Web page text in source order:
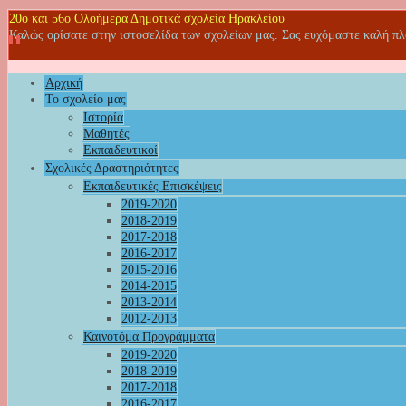
20o και 56ο Ολοήμερα Δημοτικά σχολεία Ηρακλείου
Καλώς ορίσατε στην ιστοσελίδα των σχολείων μας. Σας ευχόμαστε καλή
Αρχική
Το σχολείο μας
Ιστορία
Μαθητές
Εκπαιδευτικοί
Σχολικές Δραστηριότητες
Εκπαιδευτικές Επισκέψεις
2019-2020
2018-2019
2017-2018
2016-2017
2015-2016
2014-2015
2013-2014
2012-2013
Καινοτόμα Προγράμματα
2019-2020
2018-2019
2017-2018